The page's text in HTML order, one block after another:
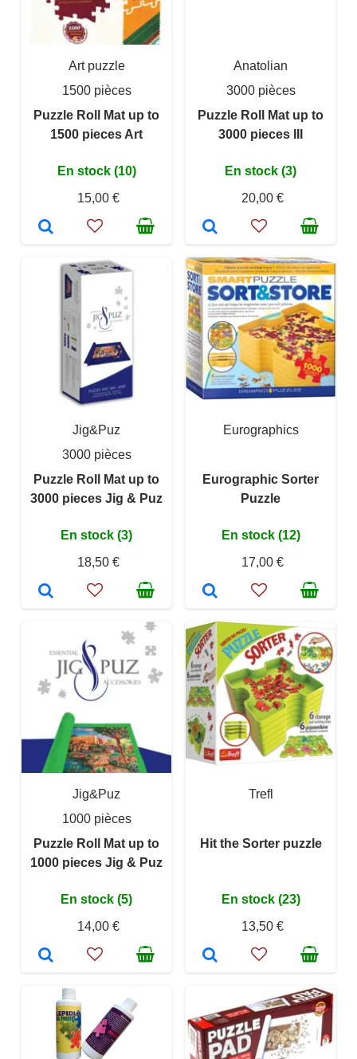
Art puzzle
1500 pièces
Puzzle Roll Mat up to
1500 pieces Art
En stock (10)
15,00 €
Anatolian
3000 pièces
Puzzle Roll Mat up to
3000 pieces III
En stock (3)
20,00 €
Jig&Puz
3000 pièces
Puzzle Roll Mat up to
3000 pieces Jig & Puz
En stock (3)
18,50 €
Eurographics
Eurographic Sorter
Puzzle
En stock (12)
17,00 €
Jig&Puz
1000 pièces
Puzzle Roll Mat up to
1000 pieces Jig & Puz
En stock (5)
14,00 €
Trefl
Hit the Sorter puzzle
En stock (23)
13,50 €